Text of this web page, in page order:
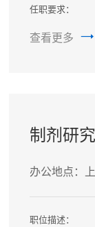
任职要求：
2、有一定发现
查看更多
制剂研
办公地点：
职位描述：